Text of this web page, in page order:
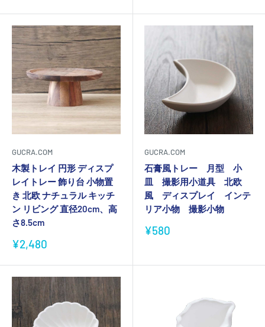
格
価
格
GUCRA.COM
木製トレイ 円形 ディスプ
レイトレー 飾り台 小物置
き 北欧 ナチュラル キッチ
ン リビング 直径20cm、高
さ8.5cm
販
価
格
¥2,480
GUCRA.COM
石膏風トレー 月型 小
皿 撮影用小道具 北欧
風 ディスプレイ インテ
リア小物 撮影小物
販
格
¥580